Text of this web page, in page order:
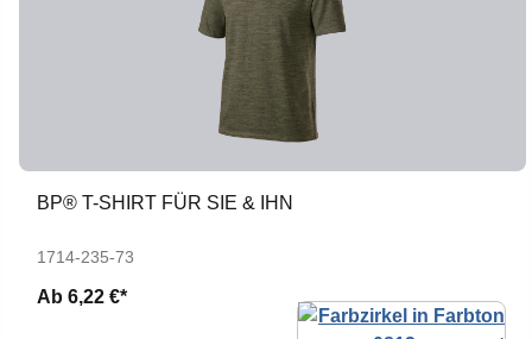
BP® T-SHIRT FÜR SIE & IHN
1714-235-73
Ab 6,22 €*